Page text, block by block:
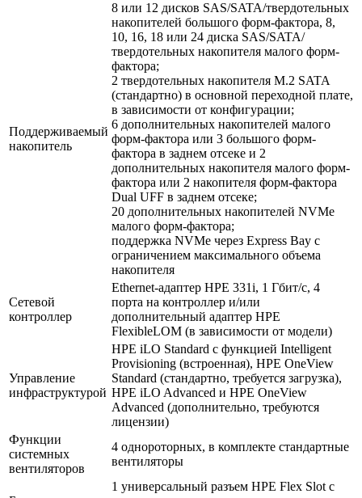
Поддерживаемый
накопитель
8 или 12 дисков SAS/SATA/твердотельных
накопителей большого форм-фактора, 8,
10, 16, 18 или 24 диска SAS/SATA/
твердотельных накопителя малого форм-
фактора;
2 твердотельных накопителя M.2 SATA
(стандартно) в основной переходной плате,
в зависимости от конфигурации;
6 дополнительных накопителей малого
форм-фактора или 3 большого форм-
фактора в заднем отсеке и 2
дополнительных накопителя малого форм-
фактора или 2 накопителя форм-фактора
Dual UFF в заднем отсеке;
20 дополнительных накопителей NVMe
малого форм-фактора;
поддержка NVMe через Express Bay с
ограничением максимального объема
накопителя
Сетевой
контроллер
Ethernet-адаптер HPE 331i, 1 Гбит/с, 4
порта на контроллер и/или
дополнительный адаптер HPE
FlexibleLOM (в зависимости от модели)
Управление
инфраструктурой
HPE iLO Standard с функцией Intelligent
Provisioning (встроенная), HPE OneView
Standard (стандартно, требуется загрузка),
HPE iLO Advanced и HPE OneView
Advanced (дополнительно, требуются
лицензии)
Функции
системных
вентиляторов
4 однороторных, в комплекте стандартные
вентиляторы
1 универсальный разъем HPE Flex Slot с